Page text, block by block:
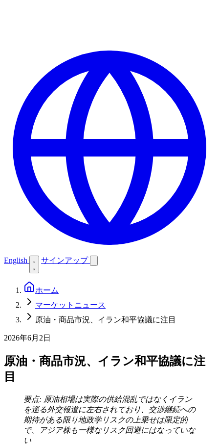
English サインアップ
ホーム
マーケットニュース
原油・商品市況、イラン和平協議に注目
2026年6月2日
原油・商品市況、イラン和平協議に注
目
要点: 原油相場は実際の供給混乱ではなくイラン
を巡る外交報道に左右されており、交渉継続への
期待がある限り地政学リスクの上乗せは限定的
で、アジア株も一様なリスク回避にはなっていな
い